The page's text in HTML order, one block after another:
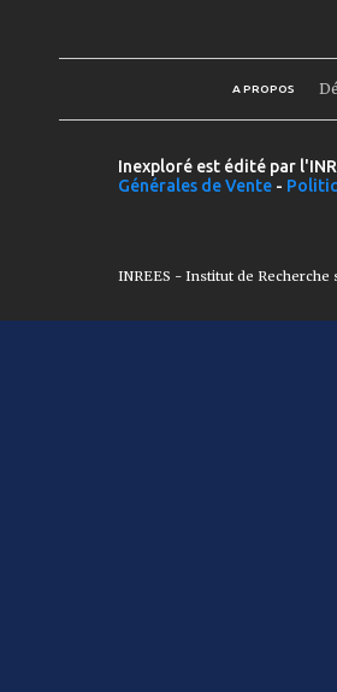
A PROPOS
Inexploré est édité par
Générales de Vente -
INREES - Institut de